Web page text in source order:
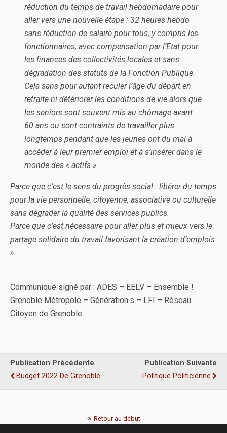
réduction du temps de travail hebdomadaire pour
aller vers une nouvelle étape : 32 heures hebdo
sans réduction de salaire pour tous, y compris les
fonctionnaires, avec compensation par l’Etat pour
les finances des collectivités locales et sans
dégradation des statuts de la Fonction Publique.
Cela sans pour autant reculer l’âge du départ en
retraite ni détériorer les conditions de vie alors que
les seniors sont souvent mis au chômage avant
60 ans ou sont contraints de travailler plus
longtemps pendant que les jeunes ont du mal à
accéder à leur premier emploi et à s’insérer dans le
monde des « actifs ».
Parce que c’est le sens du progrès social : libérer du temps
pour la vie personnelle, citoyenne, associative ou culturelle
sans dégrader la qualité des services publics.
Parce que c’est nécessaire pour aller plus et mieux vers le
partage solidaire du travail favorisant la création d’emplois
».
Communiqué signé par : ADES – EELV – Ensemble !
Grenoble Métropole – Génération.s – LFI – Réseau
Citoyen de Grenoble
Publication Précédente
Budget 2022 De Grenoble
Publication Suivante
Politique Politicienne
Retour au début